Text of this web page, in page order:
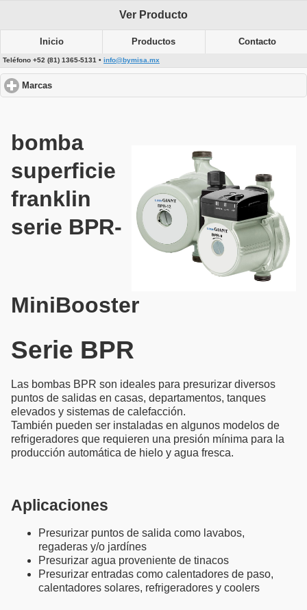
Ver Producto
Inicio Productos Contacto
Teléfono +52 (81) 1365-5131 • info@bymisa.mx
Marcas
bomba
superficie
franklin
serie BPR-
MiniBooster
Serie BPR
Las bombas BPR son ideales para presurizar diversos
puntos de salidas en casas, departamentos, tanques
elevados y sistemas de calefacción.
También pueden ser instaladas en algunos modelos de
refrigeradores que requieren una presión mínima para la
producción automática de hielo y agua fresca.
Aplicaciones
Presurizar puntos de salida como lavabos,
regaderas y/o jardínes
Presurizar agua proveniente de tinacos
Presurizar entradas como calentadores de paso,
calentadores solares, refrigeradores y coolers